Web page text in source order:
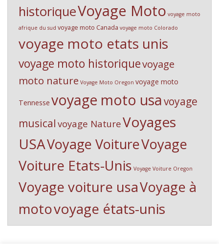
historiqueVoyage Moto voyage moto
afrique du sud voyage moto Canada voyage moto Colorado
voyage moto etats unis
voyage moto historiquevoyage
moto nature Voyage Moto Oregon voyage moto
Tennesse voyage moto usavoyage
musical voyage NatureVoyages
USAVoyage VoitureVoyage
Voiture Etats-Unis Voyage Voiture Oregon
Voyage voiture usaVoyage à
motovoyage états-unis